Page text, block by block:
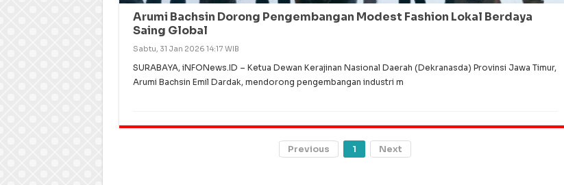
Arumi Bachsin Dorong Pengembangan Modest Fashion Lokal Berdaya
Saing Global
Sabtu, 31 Jan 2026 14:17 WIB
SURABAYA, iNFONews.ID – Ketua Dewan Kerajinan Nasional Daerah (Dekranasda) Provinsi Jawa Timur,
Arumi Bachsin Emil Dardak, mendorong pengembangan industri m
Previous 1 Next